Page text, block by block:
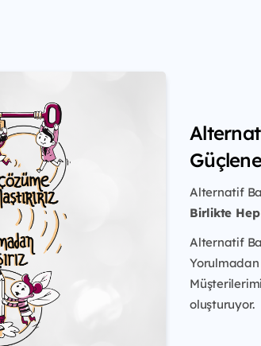
Alternatif
Birlikte
Alternatif
Yorulmadan
oluşturuyor.